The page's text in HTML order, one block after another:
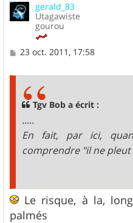
gerald_83
Utagawiste
gourou
M
23 oct. 2011, 17:58
Tgv Bob a écrit :
.....
En fait, par ici,
comprendre "il ne pleut
Le risque, à la,
palmés